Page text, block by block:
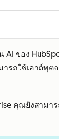
AI ของ
รถใช้เอาต์พุต
คุณยังสามาร